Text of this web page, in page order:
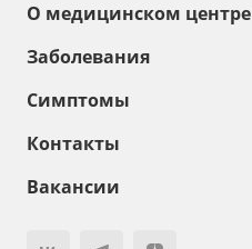
О медицинском центре
Заболевания
Симптомы
Контакты
Вакансии